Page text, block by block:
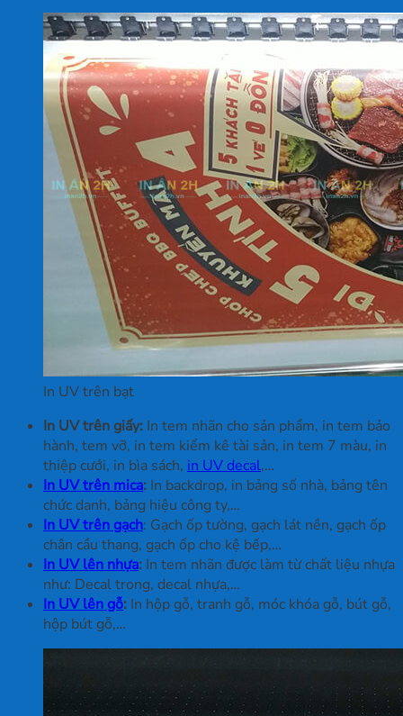
In UV trên bạt
In UV trên giấy: In tem nhãn cho sản phẩm, in tem bảo
hành, tem vỡ, in tem kiểm kê tài sản, in tem 7 màu, in
thiệp cưới, in bìa sách, in UV decal,…
In UV trên mica: In backdrop, in bảng số nhà, bảng tên
chức danh, bảng hiệu công ty,…
In UV trên gạch: Gạch ốp tường, gạch lát nền, gạch ốp
chân cầu thang, gạch ốp cho kệ bếp,…
In UV lên nhựa: In tem nhãn được làm từ chất liệu nhựa
như: Decal trong, decal nhựa,…
In UV lên gỗ: In hộp gỗ, tranh gỗ, móc khóa gỗ, bút gỗ,
hộp bút gỗ,…